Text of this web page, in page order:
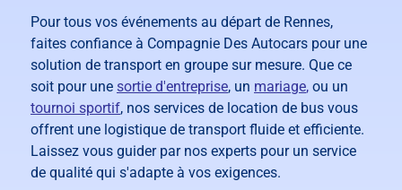
Pour tous vos événements au départ de Rennes,
faites confiance à Compagnie Des Autocars pour une
solution de transport en groupe sur mesure. Que ce
soit pour une sortie d'entreprise, un mariage, ou un
tournoi sportif, nos services de location de bus vous
offrent une logistique de transport fluide et efficiente.
Laissez vous guider par nos experts pour un service
de qualité qui s'adapte à vos exigences.